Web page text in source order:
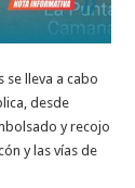
se lleva a cabo
desde
y recojo
y las vías de